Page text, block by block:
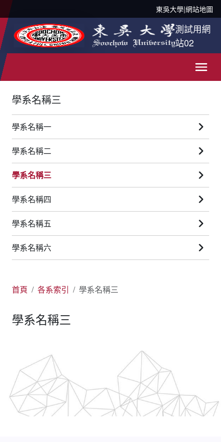
東吳大學|網站地圖
測試用網
站02
學系名稱三
學系名稱一
學系名稱二
學系名稱三
學系名稱四
學系名稱五
學系名稱六
首頁 各系索引 學系名稱三
學系名稱三